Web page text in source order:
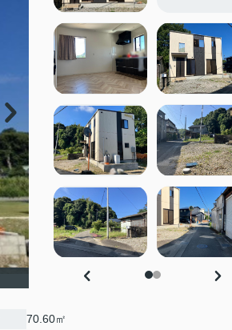
70.60㎡